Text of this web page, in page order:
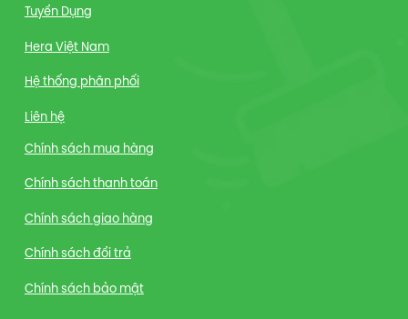
Tuyển Dụng
Hera Việt Nam
Hệ thống phân phối
Liên hệ
Chính sách mua hàng
Chính sách thanh toán
Chính sách giao hàng
Chính sách đổi trả
Chính sách bảo mật